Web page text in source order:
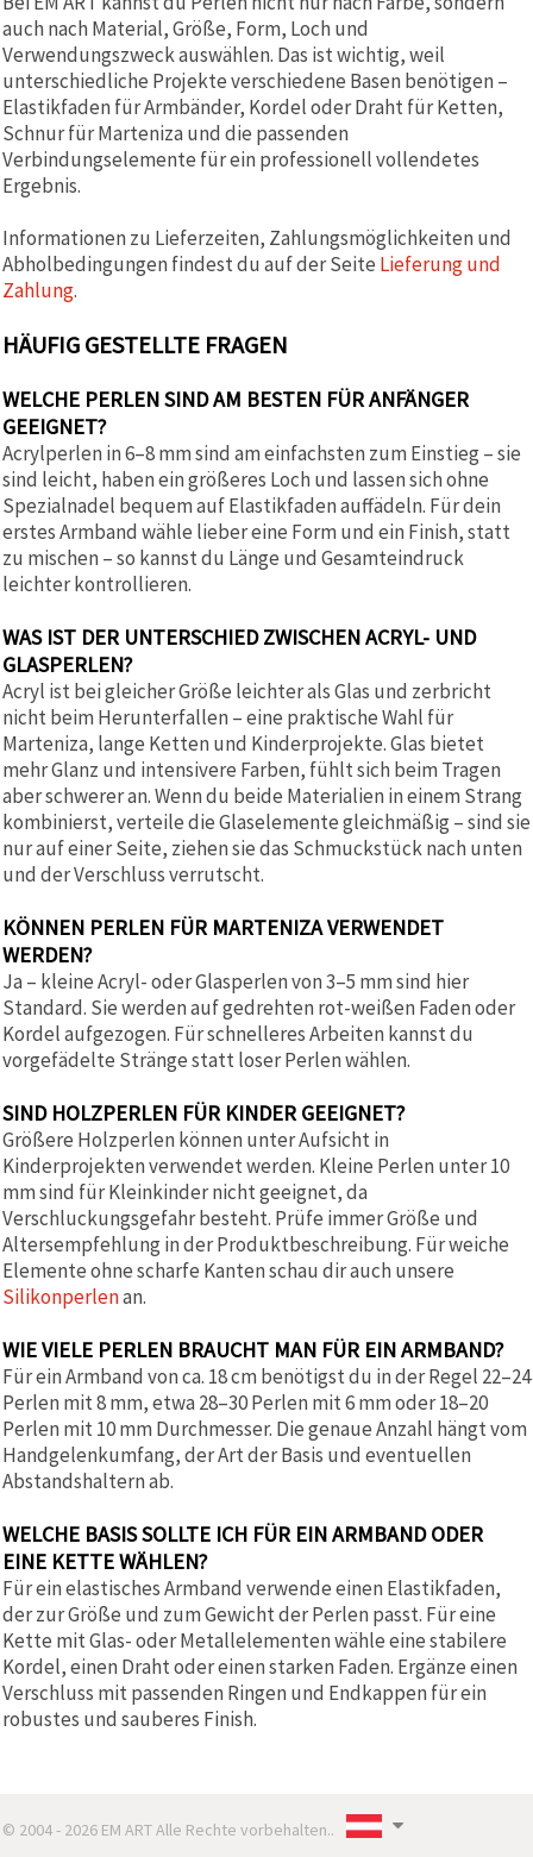
auch nach Material, Größe, Form, Loch und
Verwendungszweck auswählen. Das ist wichtig, weil
unterschiedliche Projekte verschiedene Basen benötigen –
Elastikfaden für Armbänder, Kordel oder Draht für Ketten,
Schnur für Marteniza und die passenden
Verbindungselemente für ein professionell vollendetes
Ergebnis.
Informationen zu Lieferzeiten, Zahlungsmöglichkeiten und
Abholbedingungen findest du auf der Seite Lieferung und
Zahlung.
HÄUFIG GESTELLTE FRAGEN
WELCHE PERLEN SIND AM BESTEN FÜR ANFÄNGER
GEEIGNET?
Acrylperlen in 6–8 mm sind am einfachsten zum Einstieg – sie
sind leicht, haben ein größeres Loch und lassen sich ohne
Spezialnadel bequem auf Elastikfaden auffädeln. Für dein
erstes Armband wähle lieber eine Form und ein Finish, statt
zu mischen – so kannst du Länge und Gesamteindruck
leichter kontrollieren.
WAS IST DER UNTERSCHIED ZWISCHEN ACRYL- UND
GLASPERLEN?
Acryl ist bei gleicher Größe leichter als Glas und zerbricht
nicht beim Herunterfallen – eine praktische Wahl für
Marteniza, lange Ketten und Kinderprojekte. Glas bietet
mehr Glanz und intensivere Farben, fühlt sich beim Tragen
aber schwerer an. Wenn du beide Materialien in einem Strang
kombinierst, verteile die Glaselemente gleichmäßig – sind sie
nur auf einer Seite, ziehen sie das Schmuckstück nach unten
und der Verschluss verrutscht.
KÖNNEN PERLEN FÜR MARTENIZA VERWENDET
WERDEN?
Ja – kleine Acryl- oder Glasperlen von 3–5 mm sind hier
Standard. Sie werden auf gedrehten rot-weißen Faden oder
Kordel aufgezogen. Für schnelleres Arbeiten kannst du
vorgefädelte Stränge statt loser Perlen wählen.
SIND HOLZPERLEN FÜR KINDER GEEIGNET?
Größere Holzperlen können unter Aufsicht in
Kinderprojekten verwendet werden. Kleine Perlen unter 10
mm sind für Kleinkinder nicht geeignet, da
Verschluckungsgefahr besteht. Prüfe immer Größe und
Altersempfehlung in der Produktbeschreibung. Für weiche
Elemente ohne scharfe Kanten schau dir auch unsere
Silikonperlenan.
WIE VIELE PERLEN BRAUCHT MAN FÜR EIN ARMBAND?
Für ein Armband von ca. 18 cm benötigst du in der Regel 22–24
Perlen mit 8 mm, etwa 28–30 Perlen mit 6 mm oder 18–20
Perlen mit 10 mm Durchmesser. Die genaue Anzahl hängt vom
Handgelenkumfang, der Art der Basis und eventuellen
Abstandshaltern ab.
WELCHE BASIS SOLLTE ICH FÜR EIN ARMBAND ODER
EINE KETTE WÄHLEN?
Für ein elastisches Armband verwende einen Elastikfaden,
der zur Größe und zum Gewicht der Perlen passt. Für eine
Kette mit Glas- oder Metallelementen wähle eine stabilere
Kordel, einen Draht oder einen starken Faden. Ergänze einen
Verschluss mit passenden Ringen und Endkappen für ein
robustes und sauberes Finish.
© 2004 - 2026 EM ART Alle Rechte vorbehalten..